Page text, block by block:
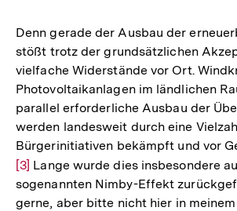
Denn gerade der Ausbau der
stößt trotz der grundsätzlichen
vielfache Widerstände vor Ort.
Photovoltaikanlagen im ländlichen
parallel erforderliche Ausbau der
werden landesweit durch eine
Bürgerinitiativen bekämpft und vor
Zur
Auflösung
der
[3] Lange wurde dies insbesondere
sogenannten Nimby-Effekt
gerne, aber bitte nicht hier in